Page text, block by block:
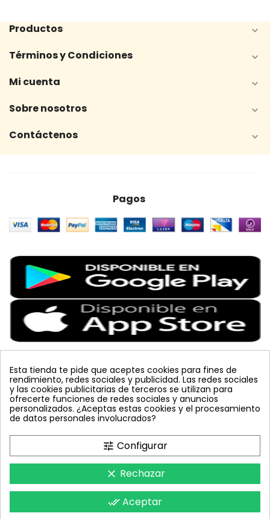
Productos 
Términos y Condiciones 
Mi cuenta 
Sobre nosotros 
Contáctenos 
Pagos
Etiquetas Populares
colmena vacuna arbol planta
placa
bombus terrestris
mosquero feromona
mariquita
amarillo sin carnet
inyecciones tronco
trampa cromática JED
tuta absoluta
lucha integrada polillero
FeromonasyTrampas © 2018 - Todos los derechos reservados.
Esta tienda te pide que aceptes cookies para fines de
rendimiento, redes sociales y publicidad. Las redes sociales
y las cookies publicitarias de terceros se utilizan para
ofrecerte funciones de redes sociales y anuncios
personalizados. ¿Aceptas estas cookies y el procesamiento
de datos personales involucrados?
tune Configurar
clear Rechazar
done_all Aceptar